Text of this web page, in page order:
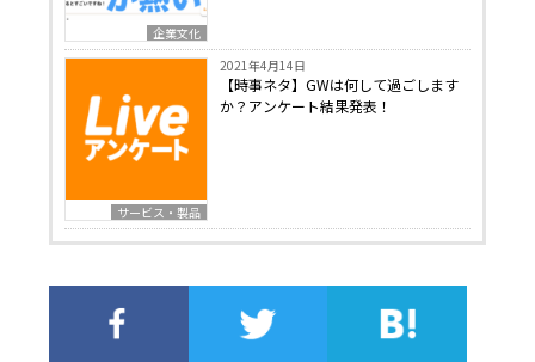
企業文化
サービス・製品
2021年4月14日
【時事ネタ】GWは何して過ごします
か？アンケート結果発表！